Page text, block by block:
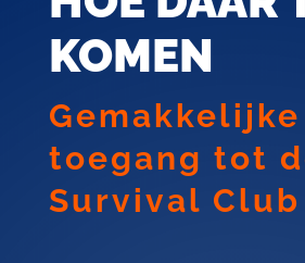
KOMEN
Gemakkelijke
toegang tot
Survival Club